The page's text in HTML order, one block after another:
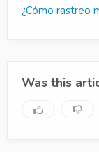
¿Cómo rastreo
Was this